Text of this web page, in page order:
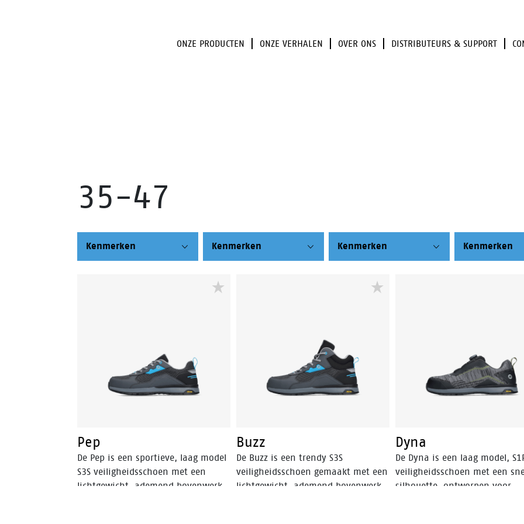
ONZE PRODUCTEN ONZE VERHALEN OVER ONS DISTRIBUTEURS & SUPPORT
35-47
Kenmerken Kenmerken Kenmerken Kenmerken
Pep
De Pep is een sportieve, laag model
S3S veiligheidsschoen met een
lichtgewicht, ademend bovenwerk.
Buzz
De Buzz is een trendy S3S
veiligheidsschoen gemaakt met een
lichtgewicht, ademend bovenwerk.
Dyna
De Dyna is een laag model,
veiligheidsschoen met een
silhouette, ontworpen voor